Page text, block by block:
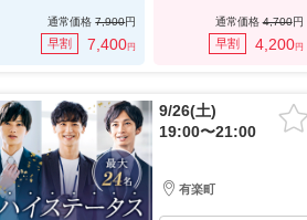
通常価格7,900円
早割 7,400円
通常価格4,700円
早割 4,200円
9/26(土)
19:00〜21:00
有楽町